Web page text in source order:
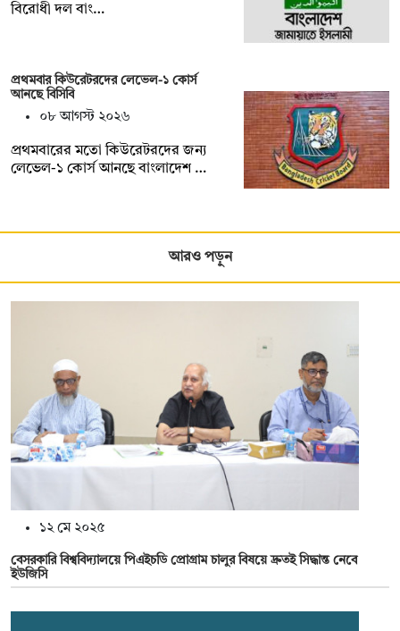
বিরোধী দল বাং…
প্রথমবার কিউরেটরদের লেভেল-১ কোর্স
আনছে বিসিবি
০৮ আগস্ট ২০২৬
প্রথমবারের মতো কিউরেটরদের জন্য
লেভেল-১ কোর্স আনছে বাংলাদেশ …
আরও পড়ুন
১২ মে ২০২৫
বেসরকারি বিশ্ববিদ্যালয়ে পিএইচডি প্রোগ্রাম চালুর বিষয়ে দ্রুতই সিদ্ধান্ত নেবে
ইউজিসি